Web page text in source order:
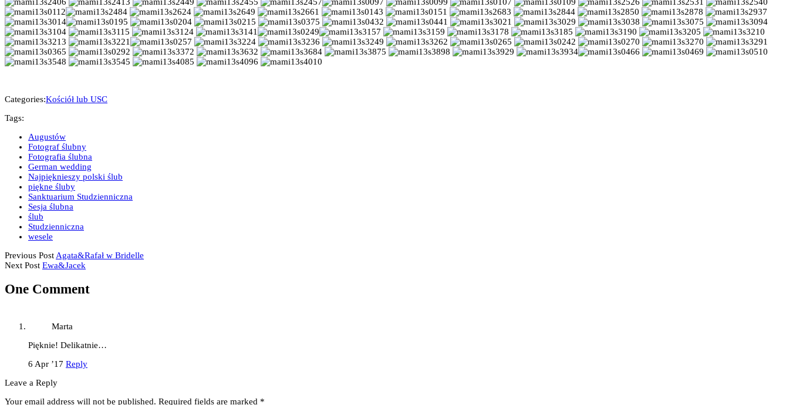
Categories:Kościół lub USC
Tags:
Augustów
Fotograf ślubny
Fotografia ślubna
German wedding
Najpięknieszy polski ślub
piękne śluby
Sanktuarium Studzienniczna
Sesja ślubna
ślub
Studzienniczna
wesele
Previous PostAgata&Rafał w Bridelle
Next Post Ewa&Jacek
One Comment
Marta
Pięknie! Delikatnie…
6 Apr ’17 Reply
Leave a Reply
Your email address will not be published. Required fields are marked *